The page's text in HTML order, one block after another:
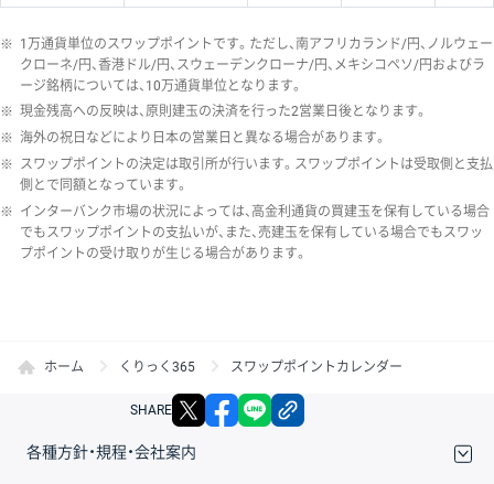
※ 1万通貨単位のスワップポイントです。ただし、南アフリカランド/円、ノルウェー
クローネ/円、香港ドル/円、スウェーデンクローナ/円、メキシコペソ/円およびラ
ージ銘柄については、10万通貨単位となります。
※ 現金残高への反映は、原則建玉の決済を行った2営業日後となります。
※ 海外の祝日などにより日本の営業日と異なる場合があります。
※ スワップポイントの決定は取引所が行います。スワップポイントは受取側と支払
側とで同額となっています。
※ インターバンク市場の状況によっては、高金利通貨の買建玉を保有している場合
でもスワップポイントの支払いが、また、売建玉を保有している場合でもスワッ
プポイントの受け取りが生じる場合があります。
ホーム くりっく365 スワップポイントカレンダー
SHARE X facebook
各種方針・規程・会社案内